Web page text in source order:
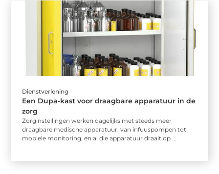
Dienstverlening
Een Dupa-kast voor draagbare apparatuur in de
zorg
Zorginstellingen werken dagelijks met steeds meer
draagbare medische apparatuur, van infuuspompen tot
mobiele monitoring, en al die apparatuur draait op ...